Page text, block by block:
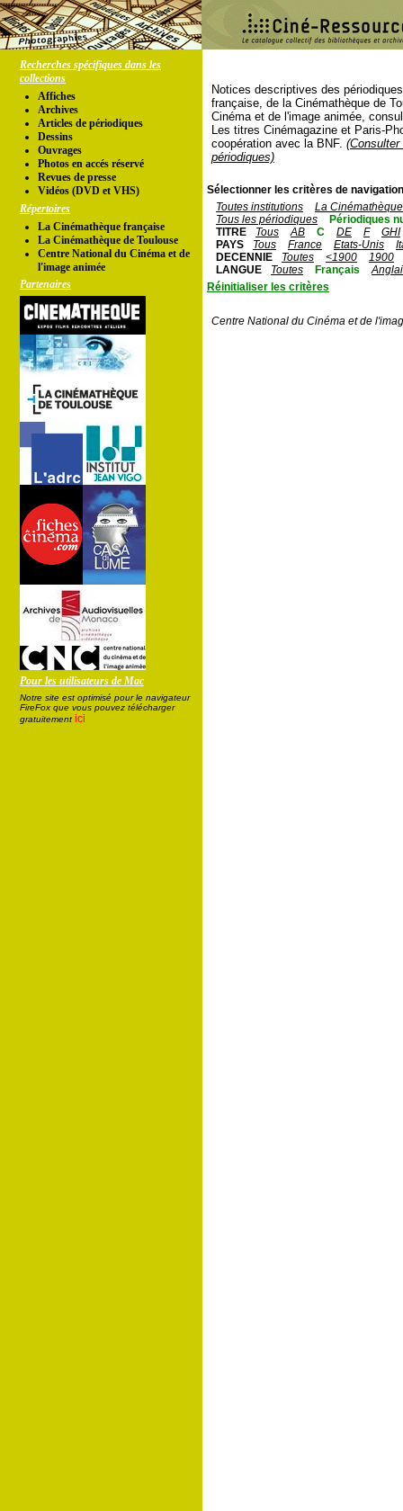
Recherches spécifiques dans les
collections
Affiches
Archives
Articles de périodiques
Dessins
Ouvrages
Photos en accés réservé
Revues de presse
Vidéos (DVD et VHS)
Répertoires
La Cinémathèque française
La Cinémathèque de Toulouse
Centre National du Cinéma et de
l'image animée
Partenaires
Pour les utilisateurs de Mac
Notre site est optimisé pour le navigateur
FireFox que vous pouvez télécharger
gratuitement ici
Notices descriptives des
française, de la Cinémathèque de
Cinéma et de l'image animée,
Les titres Cinémagazine et Paris-
coopération avec la BNF.
périodiques)
Sélectionner les critères de
Toutes institutions
La
Tous les périodiques
Périodiques
TITRE
Tous AB C DE F
GHI
PAYS
Tous France Etats-Unis
DECENNIE
Toutes <1900
1900
LANGUE
Toutes Français
Réinitialiser les critères
Centre National du Cinéma et de